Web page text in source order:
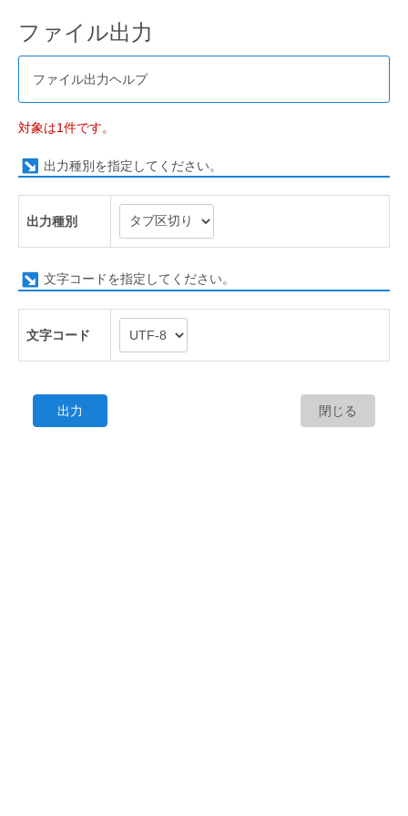
ファイル出力
ファイル出力ヘルプ
対象は1件です。
出力種別を指定してください。
出力種別
文字コードを指定してください。
文字コード